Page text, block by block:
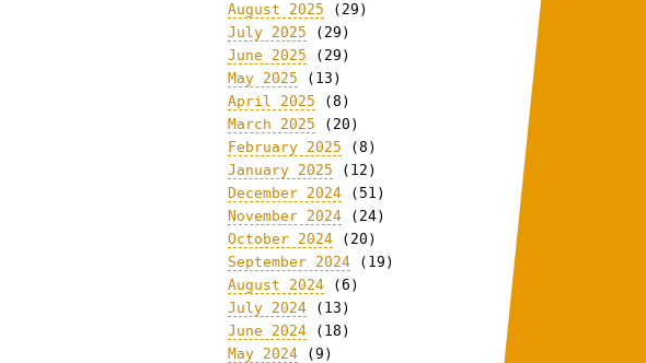
August 2025 (29)
July 2025 (29)
June 2025 (29)
May 2025 (13)
April 2025 (8)
March 2025 (20)
February 2025 (8)
January 2025 (12)
December 2024 (51)
November 2024 (24)
October 2024 (20)
September 2024 (19)
August 2024 (6)
July 2024 (13)
June 2024 (18)
May 2024 (9)